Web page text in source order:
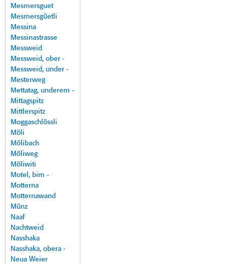
Mesmersguet
Mesmersgüetli
Messina
Messinastrasse
Messweid
Messweid, ober -
Messweid, under -
Mesterweg
Mettatag, underem -
Mittagspitz
Mittlerspitz
Moggaschlössli
Möli
Mölibach
Möliweg
Möliwiti
Motel, bim -
Motterna
Motternawand
Münz
Naaf
Nachtweid
Nasshaka
Nasshaka, obera -
Neua Weier